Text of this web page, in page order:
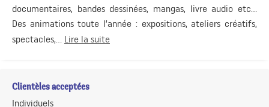
documentaires, bandes dessinées, mangas, livre audio etc…
Des animations toute l’année : expositions, ateliers créatifs,
spectacles,... Lire la suite
Clientèles acceptées
Individuels